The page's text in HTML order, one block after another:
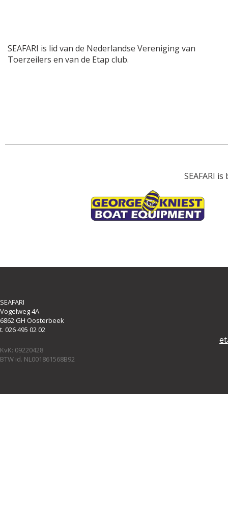
SEAFARI is lid van de Nederlandse Vereniging van
Toerzeilers en van de Etap club.
SEAFARI
SEAFARI
Vogelweg 4A
6862 GH Oosterbeek
t. 026 495 02 02
KvK: 09220428
BTW id. NL001861568B92